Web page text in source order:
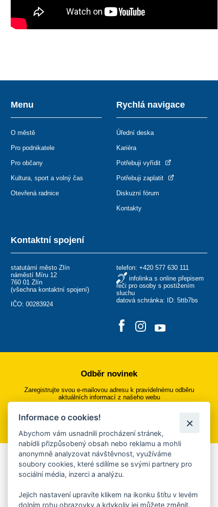
Kontaktní spojení
statutární město Zlín
náměstí Míru 12
760 01 Zlín
(všechna kontaktní spojení)
IČO: 00283924
telefon: +420 577 630 111
infolinka s online přepisem
řeči pro osoby s postižením
sluchu
datová schránka: ID: 5ttb7bs
Menu
O městě
Pro podnikatele
Pro občany
Kultura, sport a volný čas
Otevřená radnice
Rychlá navigace
Úřední deska
Kariéra
Potřebuji vyřídit
Potřebuji zaplatit
Diskuzní fórum
Kontakty
Odběr novinek
Zaregistrujte svou e-mailovou adresu k pravidelnému odběru
aktuálních informací z našeho webu
Přihlásit se k odběru
Aplikace Mobilní rozhlas
Chcete dostávat do svého mobilu či mailu upozornění na
ankety, pozvánky na kulturní a sportovní akce?
Informace o cookies!
Abychom vám usnadnili procházení stránek,
nabídli přizpůsobený obsah nebo reklamu a mohli
anonymně analyzovat návštěvnost, využíváme
soubory cookies, které sdílíme se svými partnery pro
sociální média, inzerci a analýzu.
Jejich nastavení upravíte klikem na ikonku štítu v levém
dolním rohu obrazovky a kdykoliv jej můžete změnit.